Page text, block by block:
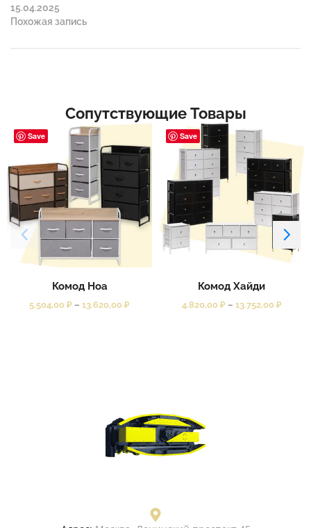
15.04.2025
Похожая запись
Сопутствующие Товары
Save
Комод Ноа
5.504,00 ₽ – 13.620,00 ₽
Save
Комод Хайди
4.820,00 ₽ – 13.752,00 ₽